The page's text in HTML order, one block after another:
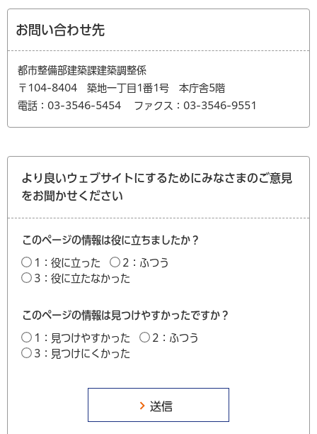
お問い合わせ先
都市整備部建築課建築調整係
〒104-8404 築地一丁目1番1号 本庁舎5階
電話：03-3546-5454
ファクス：03-3546-9551
より良いウェブサイトにするためにみなさまのご意見
をお聞かせください
このページの情報は役に立ちましたか？
1：役に立った
2：ふつう
3：役に立たなかった
このページの情報は見つけやすかったですか？
1：見つけやすかった
2：ふつう
3：見つけにくかった